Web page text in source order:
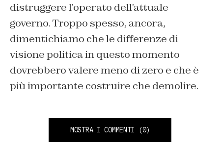
distruggere l’operato dell’attuale
governo. Troppo spesso, ancora,
dimentichiamo che le differenze di
visione politica in questo momento
dovrebbero valere meno di zero e che è
più importante costruire che demolire.
MOSTRA I COMMENTI (0)